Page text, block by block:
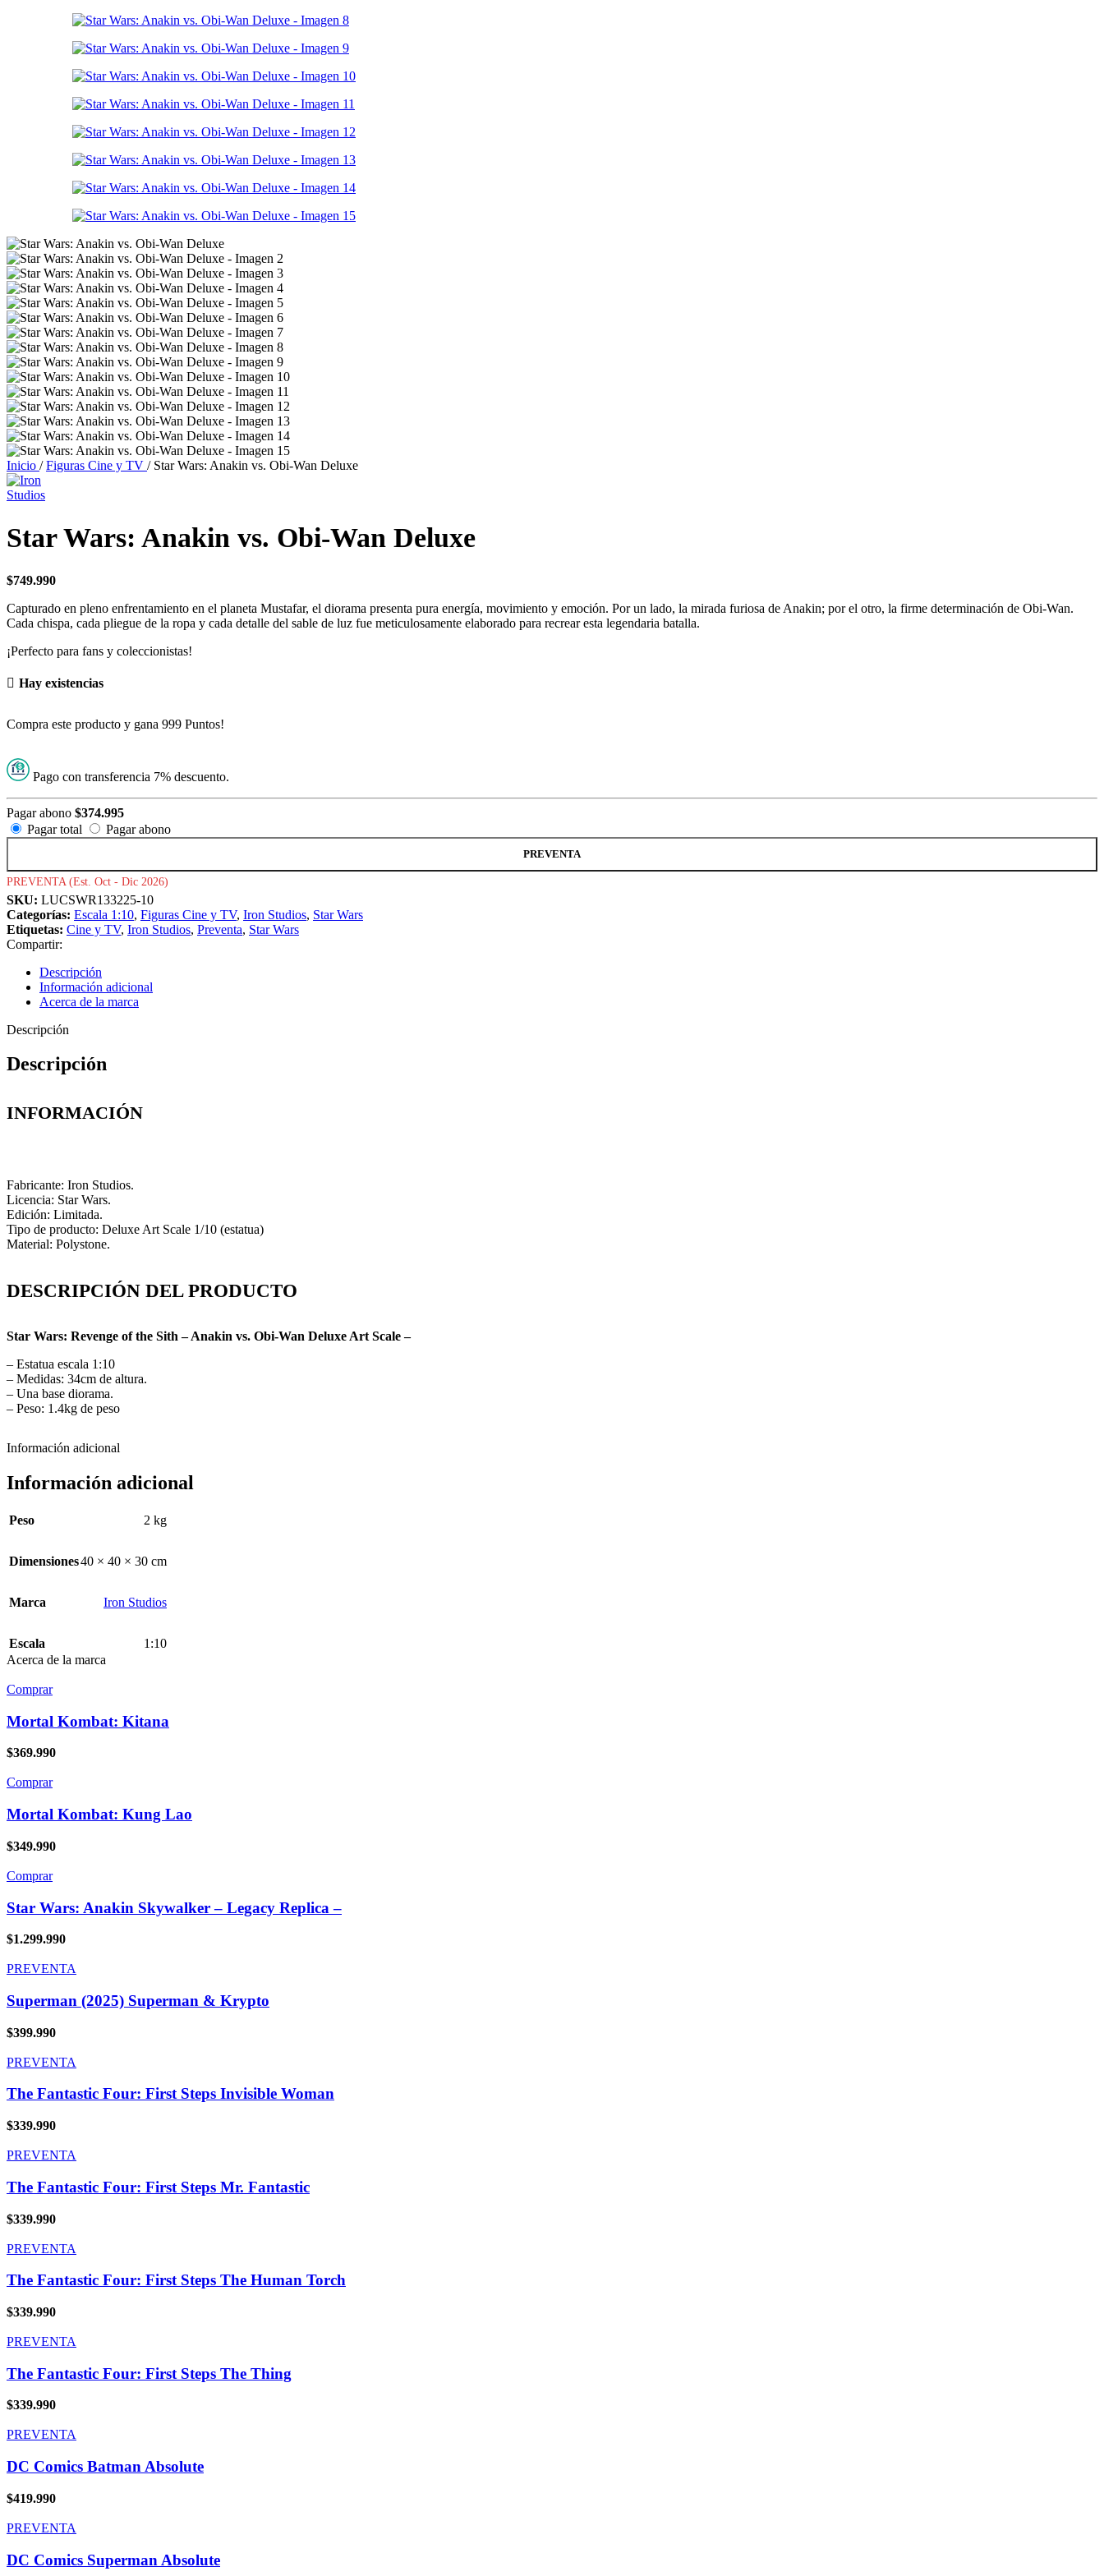
Inicio / Figuras Cine y TV / Star Wars: Anakin vs. Obi-Wan Deluxe
Star Wars: Anakin vs. Obi-Wan Deluxe
$749.990
Capturado en pleno enfrentamiento en el planeta Mustafar, el diorama presenta pura energía, movimiento y emoción. Por un lado, la mirada furiosa de Anakin; por el otro, la firme determinación de Obi-Wan.
Cada chispa, cada pliegue de la ropa y cada detalle del sable de luz fue meticulosamente elaborado para recrear esta legendaria batalla.
¡Perfecto para fans y coleccionistas!
Hay existencias
Compra este producto y gana 999 Puntos!
Pago con transferencia 7% descuento.
Pagar abono $374.995
Pagar total
Pagar abono
PREVENTA
PREVENTA (Est. Oct - Dic 2026)
SKU: LUCSWR133225-10
Categorías: Escala 1:10, Figuras Cine y TV, Iron Studios, Star Wars
Etiquetas: Cine y TV, Iron Studios, Preventa, Star Wars
Compartir:
Descripción
Información adicional
Acerca de la marca
Descripción
Descripción
INFORMACIÓN
Fabricante: Iron Studios.
Licencia: Star Wars.
Edición: Limitada.
Tipo de producto: Deluxe Art Scale 1/10 (estatua)
Material: Polystone.
DESCRIPCIÓN DEL PRODUCTO
Star Wars: Revenge of the Sith – Anakin vs. Obi-Wan Deluxe Art Scale –
– Estatua escala 1:10
– Medidas: 34cm de altura.
– Una base diorama.
– Peso: 1.4kg de peso
Información adicional
Información adicional
Peso 2 kg
Dimensiones40 × 40 × 30 cm
Marca Iron Studios
Escala
1:10
Acerca de la marca
Comprar
Mortal Kombat: Kitana
$369.990
Comprar
Mortal Kombat: Kung Lao
$349.990
Comprar
Star Wars: Anakin Skywalker – Legacy Replica –
$1.299.990
PREVENTA
Superman (2025) Superman & Krypto
$399.990
PREVENTA
The Fantastic Four: First Steps Invisible Woman
$339.990
PREVENTA
The Fantastic Four: First Steps Mr. Fantastic
$339.990
PREVENTA
The Fantastic Four: First Steps The Human Torch
$339.990
PREVENTA
The Fantastic Four: First Steps The Thing
$339.990
PREVENTA
DC Comics Batman Absolute
$419.990
PREVENTA
DC Comics Superman Absolute